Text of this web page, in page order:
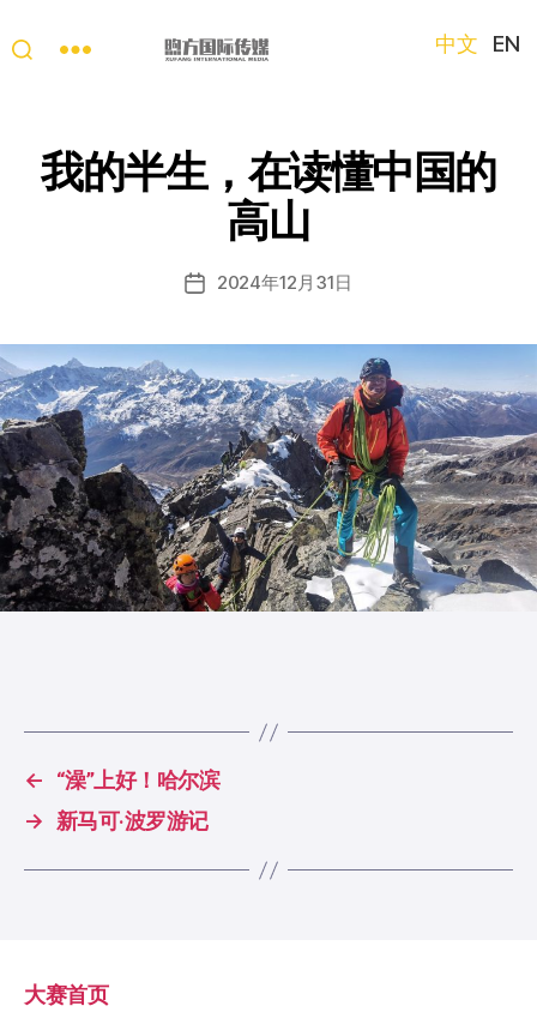
只
眼
看
中
国
视
频
大
赛
中文 EN
我的半生，在读懂中国的
高山
发
期
2024年12月31日
←
“澡”上好！哈尔滨
→ 新马可·波罗游记
大赛首页